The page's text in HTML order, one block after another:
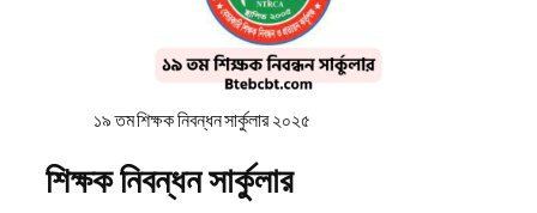
১৯ তম শিক্ষক নিবন্ধন সার্কুলার ২০২৫
শিক্ষক নিবন্ধন সার্কুলার